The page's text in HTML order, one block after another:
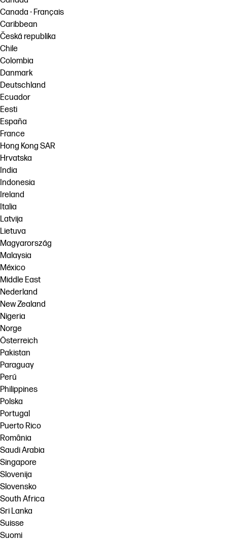
Canada - Français
Caribbean
Česká republika
Chile
Colombia
Danmark
Deutschland
Ecuador
Eesti
España
France
Hong Kong SAR
Hrvatska
India
Indonesia
Ireland
Italia
Latvija
Lietuva
Magyarország
Malaysia
México
Middle East
Nederland
New Zealand
Nigeria
Norge
Österreich
Pakistan
Paraguay
Perú
Philippines
Polska
Portugal
Puerto Rico
România
Saudi Arabia
Singapore
Slovenija
Slovensko
South Africa
Sri Lanka
Suisse
Suomi